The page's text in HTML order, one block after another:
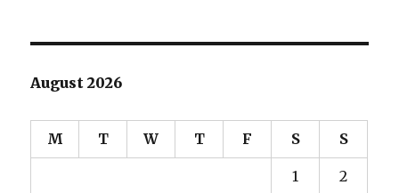
August 2026
M T W T F S S
1 2